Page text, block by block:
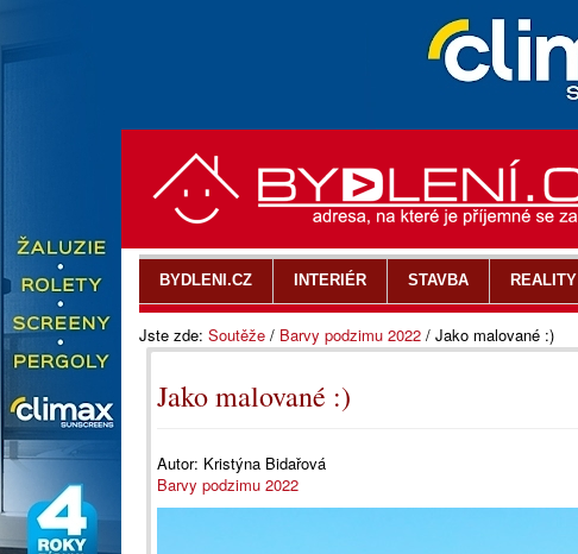
Jste zde: Soutěže / Barvy podzimu 2022 / Jako malované :)
Jako malované :)
Autor: Kristýna Bidařová
Barvy podzimu 2022
BYDLENI.CZ INTERIÉR STAVBA REALITY